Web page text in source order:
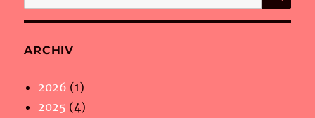
nach:
ARCHIV
2026 (1)
2025 (4)